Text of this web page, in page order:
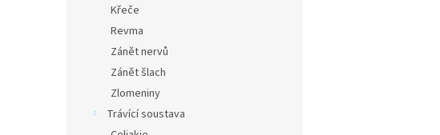
Křeče
Revma
Zánět nervů
Zánět šlach
Zlomeniny
Trávící soustava